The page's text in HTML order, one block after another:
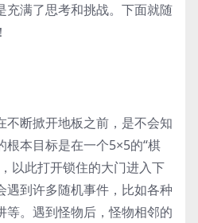
充满了思考和挑战。下面就随
不断掀开地板之前，是不会知
根本目标是在一个5×5的“棋
以此打开锁住的大门进入下
遇到许多随机事件，比如各种
等。遇到怪物后，怪物相邻的